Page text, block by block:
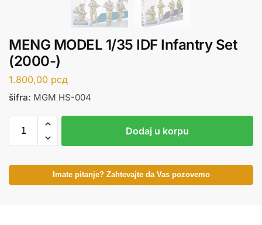
MENG MODEL 1/35 IDF Infantry Set
(2000-)
1.800,00 рсд
šifra: MGM HS-004
Dodaj u korpu
Imate pitanje? Zahtevajte da Vas pozovemo